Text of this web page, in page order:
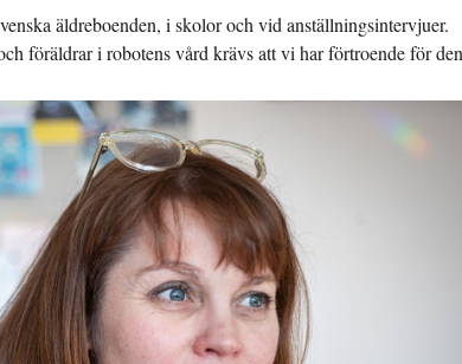
äldreboenden, i skolor och vid anställningsintervjuer.
föräldrar i robotens vård krävs att vi har förtroende för